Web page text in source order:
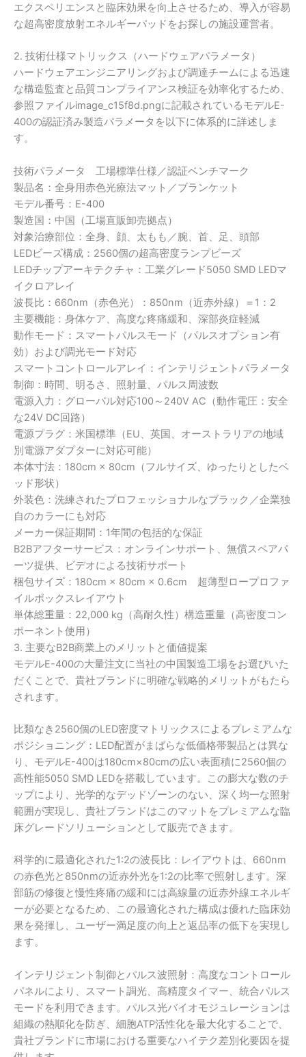
エクスペリエンスと臨床効果を向上させるため、導入が容易
な超高密度放射エネルギーパッドをお探しの施設運営者。
2. 技術仕様マトリックス（ハードウェアパラメータ）
ハードウェアエンジニアリングおよび調達チームによる迅速
な構造監査と品質コンプライアンス検証を効率化するため、
参照ファイルimage_c15f8d.pngに記載されているモデルE-
400の認証済み製造パラメータを以下に体系的に詳述しま
す。
技術パラメータ 工場標準仕様／認証ベンチマーク
製品名：全身用赤色光療法マット／ブランケット
モデル番号：E-400
製造国：中国（工場直販卸売拠点）
対象治療部位：全身、顔、太もも／腕、首、足、頭部
LEDビーズ構成：2560個の超高密度ランプビーズ
LEDチップアーキテクチャ：工業グレード5050 SMD LEDマ
イクロアレイ
波長比：660nm（赤色光）：850nm（近赤外線）＝1：2
主要機能：身体ケア、高度な疼痛緩和、深部炎症軽減
動作モード：スマートパルスモード（パルスオプション有
効）および調光モード対応
スマートコントロールアレイ：インテリジェントパラメータ
制御：時間、明るさ、照射量、パルス周波数
電源入力：グローバル対応100～240V AC（動作電圧：安全
な24V DC回路）
電源プラグ：米国標準（EU、英国、オーストラリアの地域
別電源アダプターに対応可能）
本体寸法：180cm × 80cm（フルサイズ、ゆったりとしたベ
ッド形状）
外装色：洗練されたプロフェッショナルなブラック／企業独
自のカラーにも対応
メーカー保証期間：1年間の包括的な保証
B2Bアフターサービス：オンラインサポート、無償スペアパ
ーツ提供、ビデオによる技術サポート
梱包サイズ：180cm × 80cm × 0.6cm 超薄型ロープロファ
イルボックスレイアウト
単体総重量：22,000 kg（高耐久性）構造重量（高密度コン
ポーネント使用）
3. 主要なB2B商業上のメリットと価値提案
モデルE-400の大量注文に当社の中国製造工場をお選びいた
だくことで、貴社ブランドに明確な戦略的メリットがもたら
されます。
比類なき2560個のLED密度マトリックスによるプレミアムな
ポジショニング：LED配置がまばらな低価格帯製品とは異な
り、モデルE-400は180cm×80cmの広い表面積に2560個の
高性能5050 SMD LEDを搭載しています。この膨大な数のチ
ップにより、光学的なデッドゾーンのない、深く均一な照射
範囲が実現し、貴社ブランドはこのマットをプレミアムな臨
床グレードソリューションとして販売できます。
科学的に最適化された1:2の波長比：レイアウトは、660nm
の赤色光と850nmの近赤外光を1:2の比率で照射します。深
部筋の修復と慢性疼痛の緩和には高線量の近赤外線エネルギ
ーが必要となるため、この最適化された構成は優れた臨床効
果を発揮し、ユーザー満足度の向上と返品率の低下を実現し
ます。
インテリジェント制御とパルス波照射：高度なコントロール
パネルにより、スマート調光、高精度タイマー、統合パルス
モードを利用できます。パルス光バイオモジュレーションは
組織の熱順化を防ぎ、細胞ATP活性化を最大化することで、
貴社ブランドに市場における重要なハイテク差別化要因を提